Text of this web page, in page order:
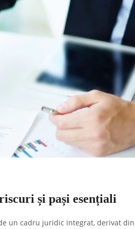
și pași esențiali
un cadru juridic integrat, derivat din